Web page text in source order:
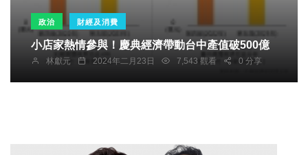
政治 財經及消費
小店家熱情參與！慶典經濟帶動台中產值破500億
林獻元 2024年二月23日 7,543 觀看 0 分享